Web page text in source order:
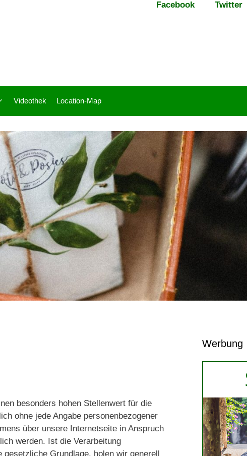
Facebook Twitter
Videothek Location-Map
besonders hohen Stellenwert für die
ohne jede Angabe personenbezogener
über unsere Internetseite in Anspruch
werden. Ist die Verarbeitung
Grundlage, holen wir generell
Werbung